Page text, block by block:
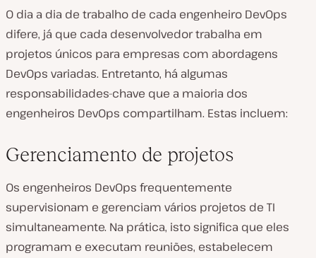
O dia a dia de trabalho de cada engenheiro DevOps
difere, já que cada desenvolvedor trabalha em
projetos únicos para empresas com abordagens
DevOps variadas. Entretanto, há algumas
responsabilidades-chave que a maioria dos
engenheiros DevOps compartilham. Estas incluem:
Gerenciamento de projetos
Os engenheiros DevOps frequentemente
supervisionam e gerenciam vários projetos de TI
simultaneamente. Na prática, isto significa que eles
programam e executam reuniões, estabelecem